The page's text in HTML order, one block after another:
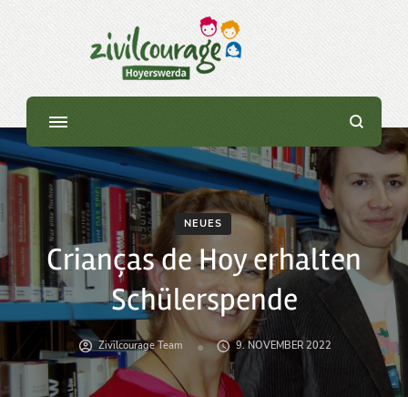
Initiative »Zivilcourage
Hoyerswerda«
NEUES
Crianças de Hoy erhalten
Schülerspende
Zivilcourage Team 9. NOVEMBER 2022